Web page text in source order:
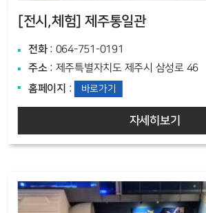
[전시,체험] 제주통일관
전화: 064-751-0191
주소: 제주특별자치도 제주시 삼성로 46
홈페이지 : 바로가기
자세히보기